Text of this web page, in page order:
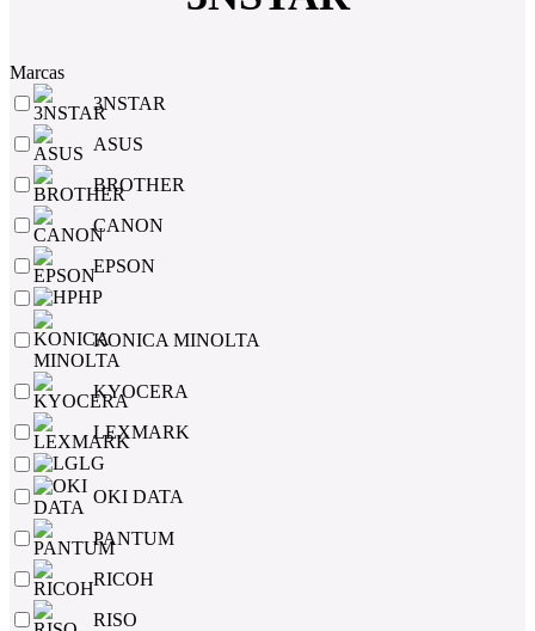
Marcas
3NSTAR
ASUS
BROTHER
CANON
EPSON
HP
KONICA MINOLTA
KYOCERA
LEXMARK
LG
OKI DATA
PANTUM
RICOH
RISO